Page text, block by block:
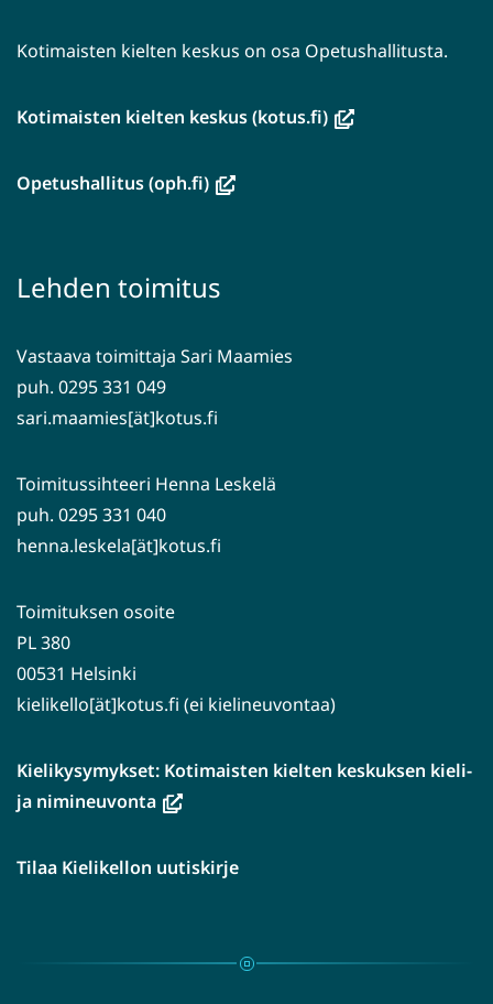
Kotimaisten kielten keskus on osa Opetushallitusta.
Kotimaisten kielten keskus (kotus.fi)(avautuu
Opetushallitus (oph.fi)(avautuu
toiseen
Lehden toimitus
Vastaava toimittaja Sari Maamies
puh. 0295 331 049
sari.maamies[ät]kotus.fi
Toimitussihteeri Henna Leskelä
puh. 0295 331 040
henna.leskela[ät]kotus.fi
Toimituksen osoite
PL 380
00531 Helsinki
kielikello[ät]kotus.fi (ei kielineuvontaa)
Kielikysymykset: Kotimaisten kielten keskuksen kieli-
ja nimineuvonta(avautuu
ikkunaan,
palveluun)
Tilaa Kielikellon uutiskirje